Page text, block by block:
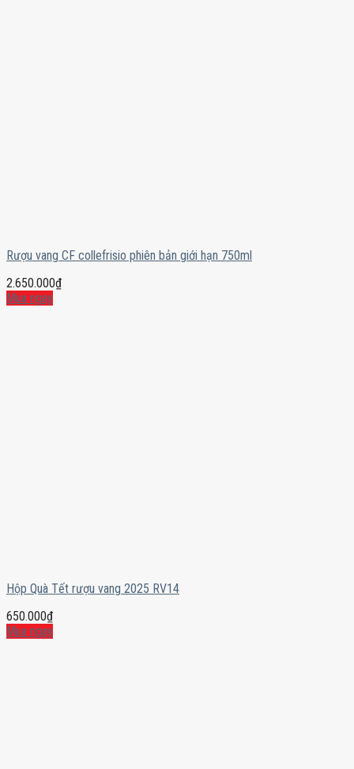
Rượu vang CF collefrisio phiên bản giới hạn 750ml
2.650.000₫
Mua ngay
Hộp Quà Tết rượu vang 2025 RV14
650.000₫
Mua ngay